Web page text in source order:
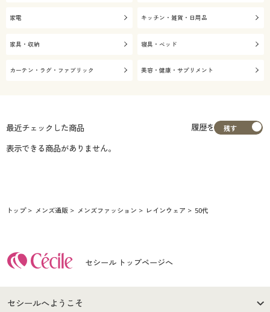
家電 キッチン・雑貨・日用品
家具・収納 寝具・ベッド
カーテン・ラグ・ファブリック 美容・健康・サプリメント
最近チェックした商品
履歴を
表示できる商品がありません。
トップ メンズ通販 メンズファッション レインウェア 50代
セシール トップページへ
セシールへようこそ